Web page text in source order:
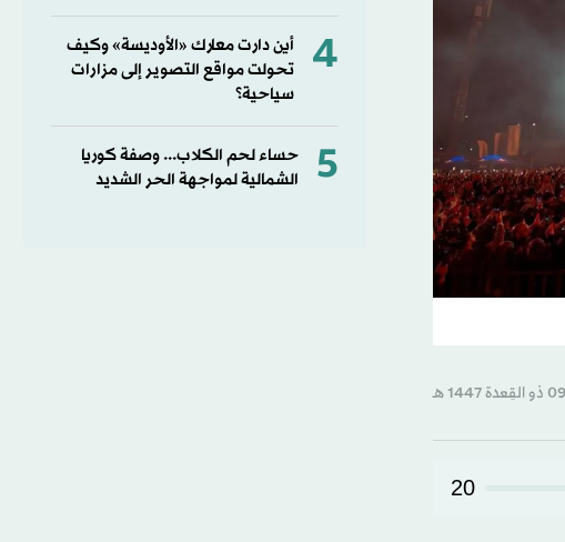
20
4
أين دارت معارك «الأوديسة» وكيف
تحولت مواقع التصوير إلى مزارات
سياحية؟
5
حساء لحم الكلاب... وصفة كوريا
الشمالية لمواجهة الحر الشديد